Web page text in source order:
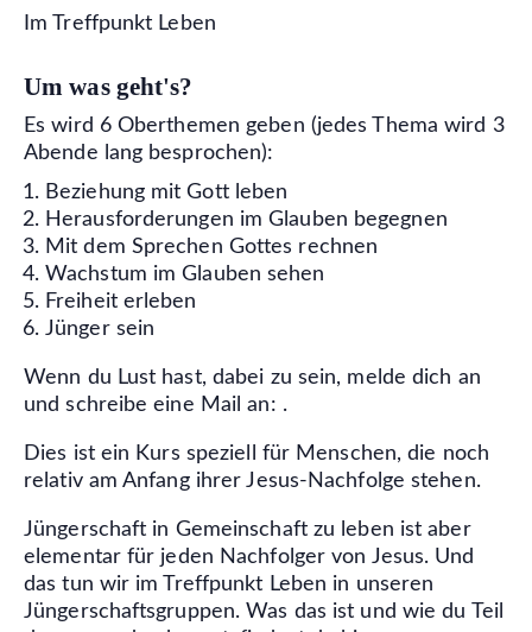
Im Treffpunkt Leben
Um was geht's?
Es wird 6 Oberthemen geben (jedes Thema wird 3
Abende lang besprochen):
Beziehung mit Gott leben
Herausforderungen im Glauben begegnen
Mit dem Sprechen Gottes rechnen
Wachstum im Glauben sehen
Freiheit erleben
Jünger sein
Wenn du Lust hast, dabei zu sein, melde dich an
und schreibe eine Mail an: .
Dies ist ein Kurs speziell für Menschen, die noch
relativ am Anfang ihrer Jesus-Nachfolge stehen.
Jüngerschaft in Gemeinschaft zu leben ist aber
elementar für jeden Nachfolger von Jesus. Und
das tun wir im Treffpunkt Leben in unseren
Jüngerschaftsgruppen.Was das ist und wie du Teil